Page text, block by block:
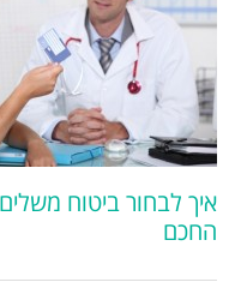
איך לבחור ביטוח
החכם